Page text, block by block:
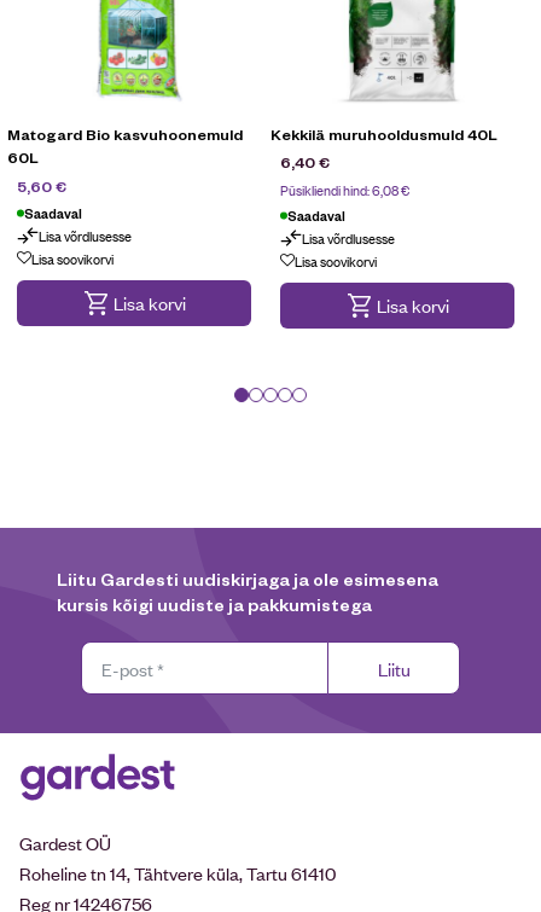
Matogard Bio kasvuhoonemuld
60L
5,60€
Saadaval
Kampaania
Lisa võrdlusesse
Lisa soovikorvi
Lisa korvi
Kekkilä muruhooldusmuld 40L
6,40€
Püsikliendi hind:6,08€
Saadaval
Lisa võrdlusesse
Lisa soovikorvi
Lisa korvi
Liitu Gardesti uudiskirjaga ja ole esimesena
kursis kõigi uudiste ja pakkumistega
Liitu
Gardest OÜ
Roheline tn 14, Tähtvere küla, Tartu 61410
Reg nr 14246756